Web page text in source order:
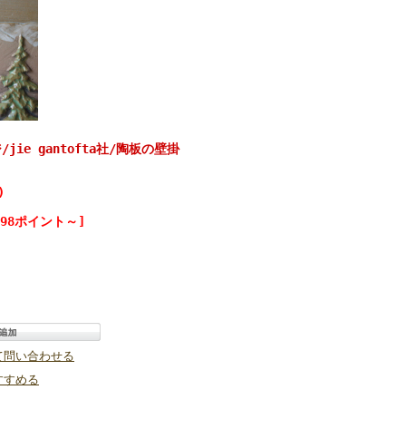
/jie gantofta社/陶板の壁掛
ポイント～]
い合わせる
すめる